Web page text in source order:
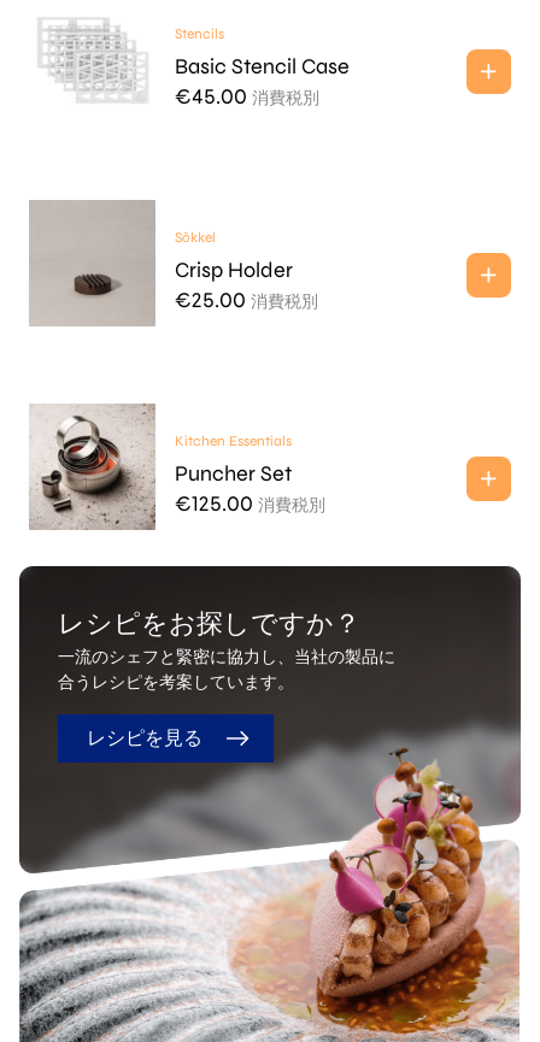
Stencils
Basic Stencil Case
€45.00 消費税別
Sōkkel
Crisp Holder
€25.00 消費税別
Kitchen Essentials
Puncher Set
€125.00 消費税別
レシピをお探しですか？
一流のシェフと緊密に協力し、当社の製品に
合うレシピを考案しています。
レシピを見る